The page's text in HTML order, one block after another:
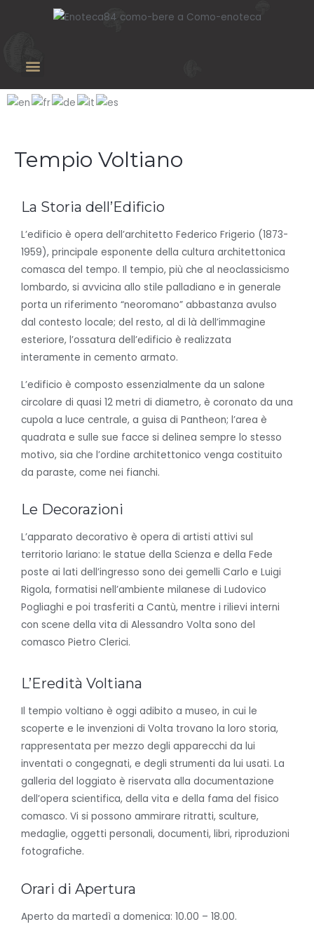
Tempio Voltiano
La Storia dell’Edificio
L’edificio è opera dell’architetto Federico Frigerio (1873-
1959), principale esponente della cultura architettonica
comasca del tempo. Il tempio, più che al neoclassicismo
lombardo, si avvicina allo stile palladiano e in generale
porta un riferimento “neoromano” abbastanza avulso
dal contesto locale; del resto, al di là dell’immagine
esteriore, l’ossatura dell’edificio è realizzata
interamente in cemento armato.
L’edificio è composto essenzialmente da un salone
circolare di quasi 12 metri di diametro, è coronato da una
cupola a luce centrale, a guisa di Pantheon; l’area è
quadrata e sulle sue facce si delinea sempre lo stesso
motivo, sia che l’ordine architettonico venga costituito
da paraste, come nei fianchi.
Le Decorazioni
L’apparato decorativo è opera di artisti attivi sul
territorio lariano: le statue della Scienza e della Fede
poste ai lati dell’ingresso sono dei gemelli Carlo e Luigi
Rigola, formatisi nell’ambiente milanese di Ludovico
Pogliaghi e poi trasferiti a Cantù, mentre i rilievi interni
con scene della vita di Alessandro Volta sono del
comasco Pietro Clerici.
L’Eredità Voltiana
Il tempio voltiano è oggi adibito a museo, in cui le
scoperte e le invenzioni di Volta trovano la loro storia,
rappresentata per mezzo degli apparecchi da lui
inventati o congegnati, e degli strumenti da lui usati. La
galleria del loggiato è riservata alla documentazione
dell’opera scientifica, della vita e della fama del fisico
comasco. Vi si possono ammirare ritratti, sculture,
medaglie, oggetti personali, documenti, libri, riproduzioni
fotografiche.
Orari di Apertura
Aperto da martedì a domenica: 10.00 – 18.00.